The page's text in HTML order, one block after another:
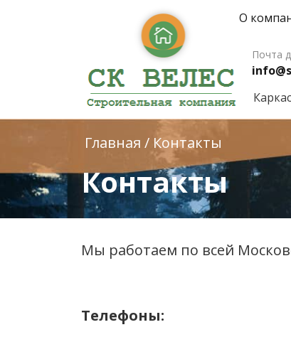
О
Почта
Главная / Контакты
Контакты
Мы работаем по всей
Телефоны: